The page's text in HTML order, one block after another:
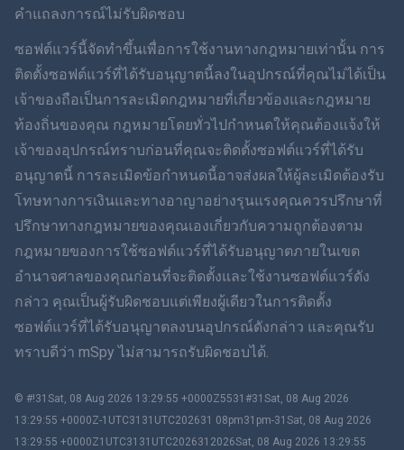
ภาษาไทย
Dansk
ฮินดี
ภาษาฮีบรู
โรมาเนีย
กรีก
คำแถลงการณ์ไม่รับผิดชอบ
ซอฟต์แวร์นี้จัดทำขึ้นเพื่อการใช้งานทางกฎหมายเท่านั้น การ
ติดตั้งซอฟต์แวร์ที่ได้รับอนุญาตนี้ลงในอุปกรณ์ที่คุณไม่ได้เป็น
เจ้าของถือเป็นการละเมิดกฎหมายที่เกี่ยวข้องและกฎหมาย
ท้องถิ่นของคุณ กฎหมายโดยทั่วไปกำหนดให้คุณต้องแจ้งให้
เจ้าของอุปกรณ์ทราบก่อนที่คุณจะติดตั้งซอฟต์แวร์ที่ได้รับ
อนุญาตนี้ การละเมิดข้อกำหนดนี้อาจส่งผลให้ผู้ละเมิดต้องรับ
โทษทางการเงินและทางอาญาอย่างรุนแรงคุณควรปรึกษาที่
ปรึกษาทางกฎหมายของคุณเองเกี่ยวกับความถูกต้องตาม
กฎหมายของการใช้ซอฟต์แวร์ที่ได้รับอนุญาตภายในเขต
อำนาจศาลของคุณก่อนที่จะติดตั้งและใช้งานซอฟต์แวร์ดัง
กล่าว คุณเป็นผู้รับผิดชอบแต่เพียงผู้เดียวในการติดตั้ง
ซอฟต์แวร์ที่ได้รับอนุญาตลงบนอุปกรณ์ดังกล่าว และคุณรับ
ทราบดีว่า mSpy ไม่สามารถรับผิดชอบได้.
© #!31Sat, 08 Aug 2026 13:29:55 +0000Z5531#31Sat, 08 Aug 2026
13:29:55 +0000Z-1UTC3131UTC202631 08pm31pm-31Sat, 08 Aug 2026
13:29:55 +0000Z1UTC3131UTC2026312026Sat, 08 Aug 2026 13:29:55